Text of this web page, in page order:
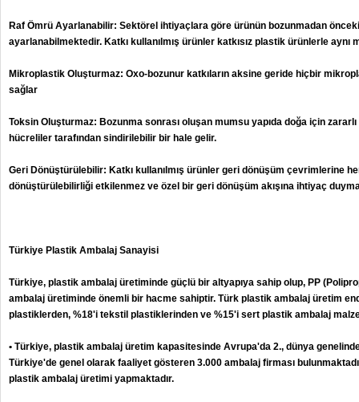
Raf Ömrü Ayarlanabilir: Sektörel ihtiyaçlara göre ürünün bozunmadan
ayarlanabilmektedir. Katkı kullanılmış ürünler katkısız plastik ürünlerle aynı
Mikroplastik Oluşturmaz: Oxo-bozunur katkıların aksine geride hiçbir
sağlar
Toksin Oluşturmaz: Bozunma sonrası oluşan mumsu yapıda doğa için
hücreliler tarafından sindirilebilir bir hale gelir.
Geri Dönüştürülebilir: Katkı kullanılmış ürünler geri dönüşüm çevrimlerine
dönüştürülebilirliği etkilenmez ve özel bir geri dönüşüm akışına ihtiyaç
Türkiye Plastik Ambalaj Sanayisi
Türkiye, plastik ambalaj üretiminde güçlü bir altyapıya sahip olup, PP
ambalaj üretiminde önemli bir hacme sahiptir. Türk plastik ambalaj üretim
plastiklerden, %18'i tekstil plastiklerinden ve %15'i sert plastik ambalaj
• Türkiye, plastik ambalaj üretim kapasitesinde Avrupa'da 2., dünya
Türkiye'de genel olarak faaliyet gösteren 3.000 ambalaj firması
plastik ambalaj üretimi yapmaktadır.